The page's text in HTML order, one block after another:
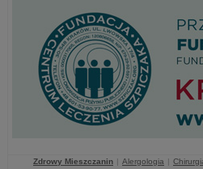
Zdrowy Mieszczanin | Alergologia |